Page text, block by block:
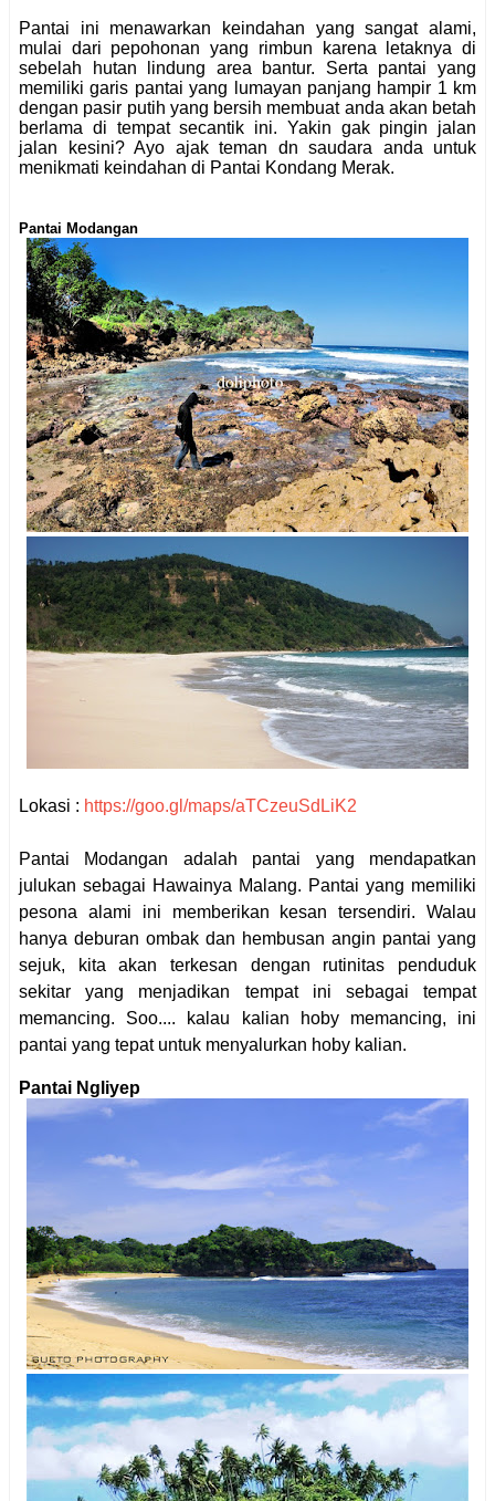
Pantai ini menawarkan keindahan yang sangat alami,
mulai dari pepohonan yang rimbun karena letaknya di
sebelah hutan lindung area bantur. Serta pantai yang
memiliki garis pantai yang lumayan panjang hampir 1 km
dengan pasir putih yang bersih membuat anda akan betah
berlama di tempat secantik ini. Yakin gak pingin jalan
jalan kesini? Ayo ajak teman dn saudara anda untuk
menikmati keindahan di Pantai Kondang Merak.
Pantai Modangan
Lokasi : https://goo.gl/maps/aTCzeuSdLiK2
Pantai Modangan adalah pantai yang mendapatkan
julukan sebagai Hawainya Malang. Pantai yang memiliki
pesona alami ini memberikan kesan tersendiri. Walau
hanya deburan ombak dan hembusan angin pantai yang
sejuk, kita akan terkesan dengan rutinitas penduduk
sekitar yang menjadikan tempat ini sebagai tempat
memancing. Soo.... kalau kalian hoby memancing, ini
pantai yang tepat untuk menyalurkan hoby kalian.
Pantai Ngliyep